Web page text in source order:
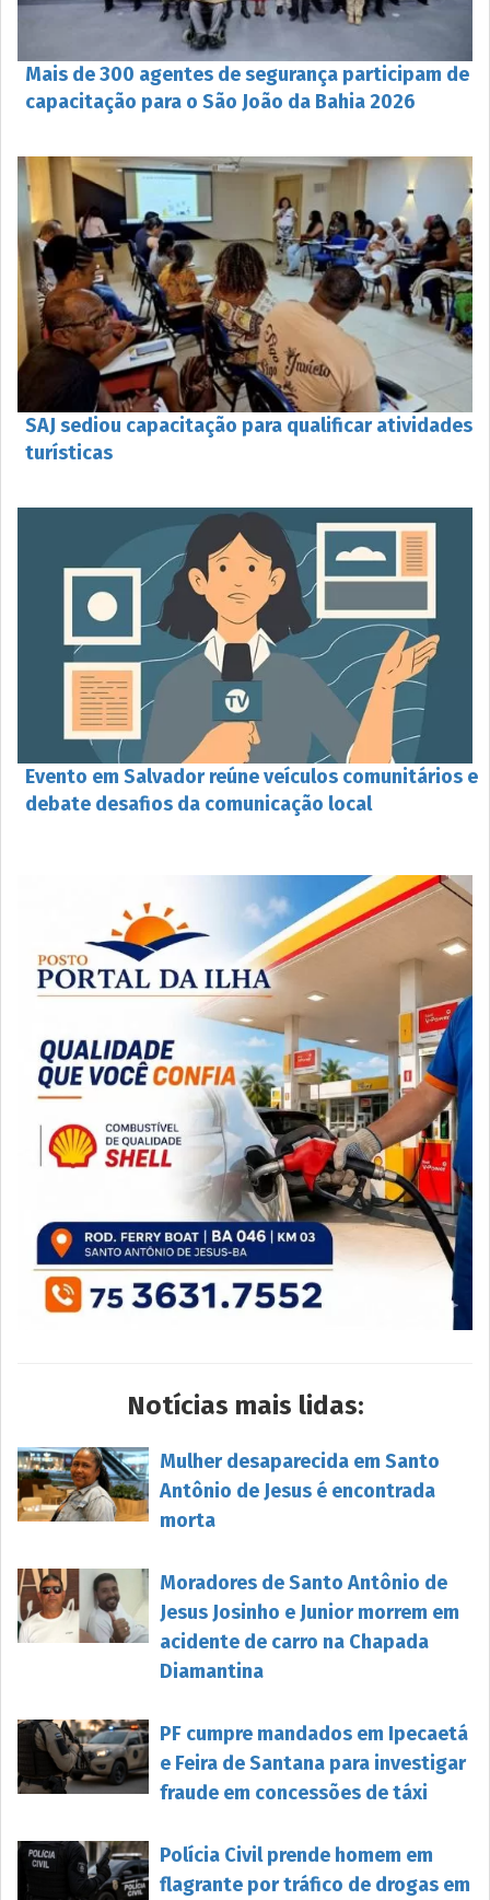
Mais de 300 agentes de segurança participam de
capacitação para o São João da Bahia 2026
SAJ sediou capacitação para qualificar atividades
turísticas
Evento em Salvador reúne veículos comunitários e
debate desafios da comunicação local
Notícias mais lidas:
Mulher desaparecida em Santo
Antônio de Jesus é encontrada
morta
Moradores de Santo Antônio de
Jesus Josinho e Junior morrem em
acidente de carro na Chapada
Diamantina
PF cumpre mandados em Ipecaetá
e Feira de Santana para investigar
fraude em concessões de táxi
Polícia Civil prende homem em
flagrante por tráfico de drogas em